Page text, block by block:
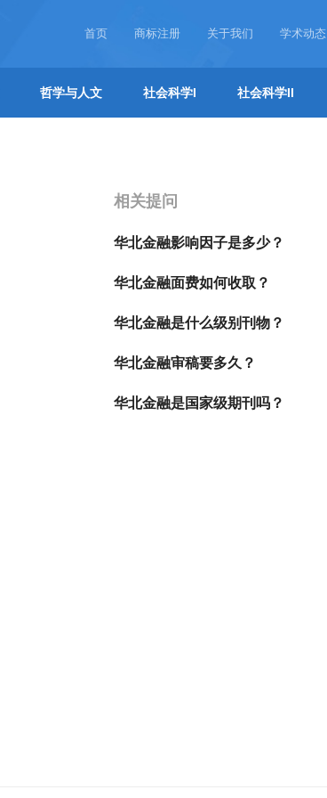
首页 商标注册 关于我们 学术动态
哲学与人文 社会科学I 社会科学II
相关提问
华北金融影响因子是多少？
华北金融面费如何收取？
华北金融是什么级别刊物？
华北金融审稿要多久？
华北金融是国家级期刊吗？